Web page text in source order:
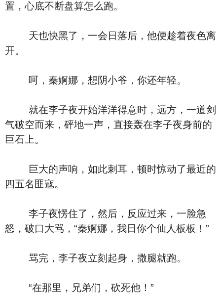
置，心底不断盘算怎么跑。
天也快黑了，一会日落后，他便趁着夜色离
开。
呵，秦婀娜，想阴小爷，你还年轻。
就在李子夜开始洋洋得意时，远方，一道剑
气破空而来，砰地一声，直接轰在李子夜身前的
巨石上。
巨大的声响，如此刺耳，顿时惊动了最近的
四五名匪寇。
李子夜愣住了，然后，反应过来，一脸急
怒，破口大骂，“秦婀娜，我日你个仙人板板！”
骂完，李子夜立刻起身，撒腿就跑。
“在那里，兄弟们，砍死他！”